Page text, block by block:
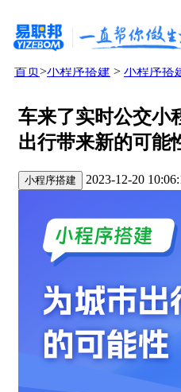
首页>小程序搭建 > 小程序搭
车来了实时公交小
出行带来新的可能
小程序搭建 2023-12-20